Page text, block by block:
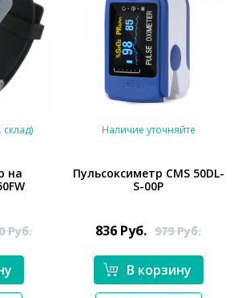
на
Руб.
Наличие уточняйте
Пульсоксиметр CMS 50DL-
S-00P
836 Руб. 979Руб.
В корзину